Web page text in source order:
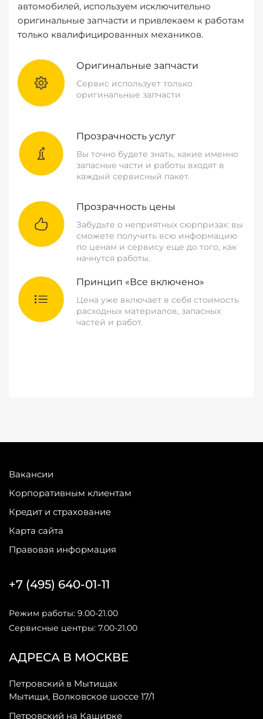
автомобилей, используем исключительно
оригинальные запчасти и привлекаем к работам
только квалифицированных механиков.
Оригинальные запчасти
Сервис использует только
оригинальные запчасти
Прозрачность услуг
Вы точно будете знать, какие именно
запасные части и работы входят в
каждый сервисный пакет.
Прозрачность цены
Забудьте о неприятных сюрпризах: вы
сможете получить всю информацию
по ценам и сервису еще до того, как
начнутся работы.
Принцип «Все включено»
Цена уже включает в себя стоимость
расходных материалов, запасных
частей и работ.
Вакансии
Корпоративным клиентам
Кредит и страхование
Карта сайта
Правовая информация
АДРЕСА В МОСКВЕ
Петровский в Мытищах
Мытищи, Волковское шоссе 17/1
Петровский на Каширке
+7 (495) 640-01-11
Режим работы: 9.00-21.00
Сервисные центры: 7.00-21.00